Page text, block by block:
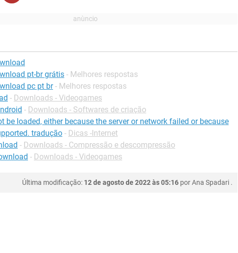
pt-br grátis - Melhores respostas
pc pt br - Melhores respostas
- Downloads - Videogames
- Downloads - Softwares de criação
be loaded, either because the server or network failed or because
tradução - Dicas -Internet
- Downloads - Compressão e descompressão
- Downloads - Videogames
Última modificação: 12 de agosto de 2022 às 05:16 porAna Spadari .